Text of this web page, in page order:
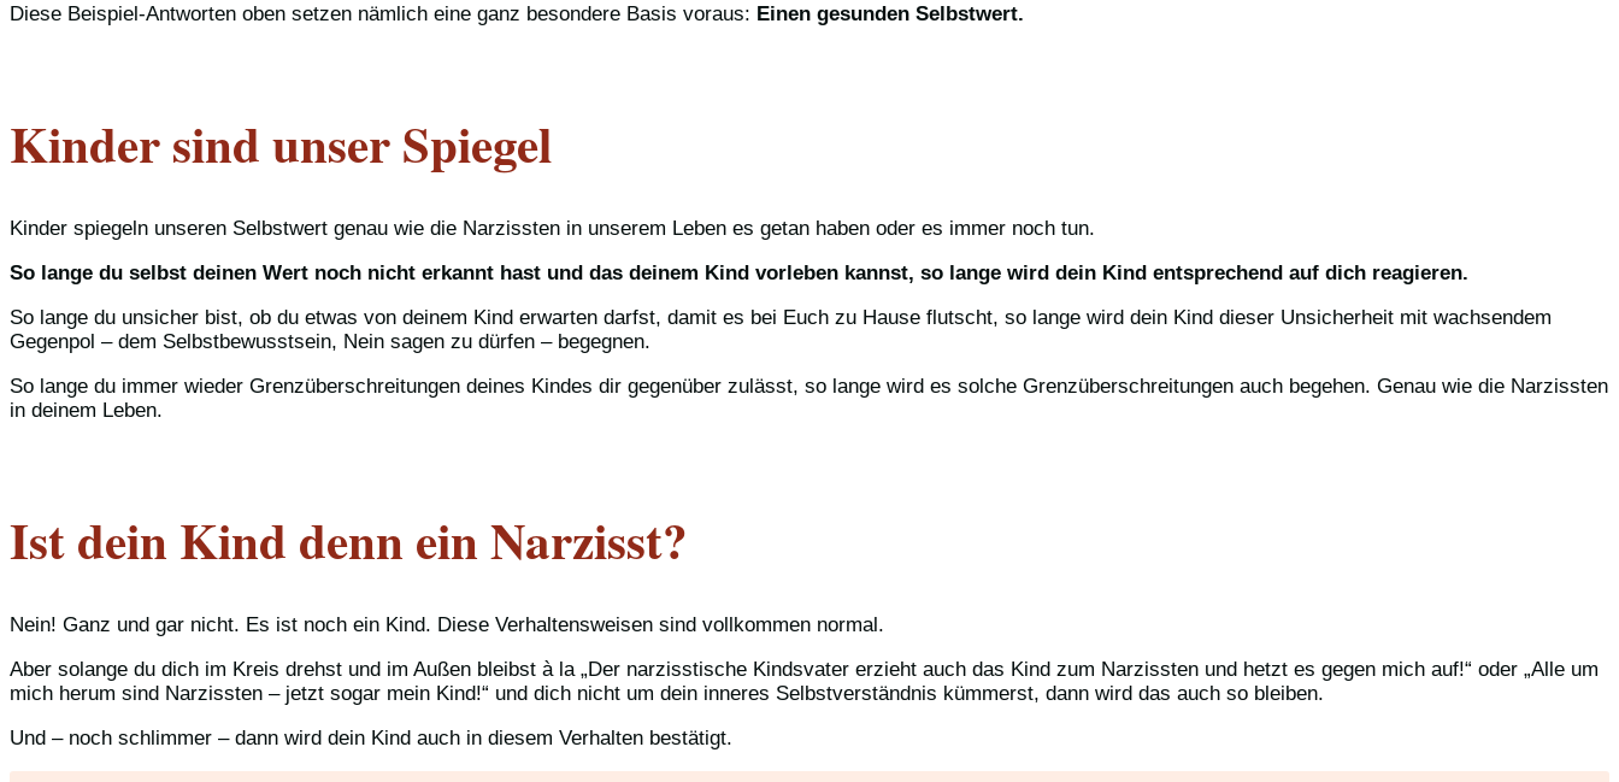
Diese Beispiel-Antworten oben setzen nämlich eine ganz besondere Basis voraus: Einen gesunden Selbstwert.
Kinder sind unser Spiegel
Kinder spiegeln unseren Selbstwert genau wie die Narzissten in unserem Leben es getan haben oder es immer noch tun.
So lange du selbst deinen Wert noch nicht erkannt hast und das deinem Kind vorleben kannst, so lange wird dein Kind entsprechend auf dich reagieren.
So lange du unsicher bist, ob du etwas von deinem Kind erwarten darfst, damit es bei Euch zu Hause flutscht, so lange wird dein Kind dieser Unsicherheit mit wachsendem
Gegenpol – dem Selbstbewusstsein, Nein sagen zu dürfen – begegnen.
So lange du immer wieder Grenzüberschreitungen deines Kindes dir gegenüber zulässt, so lange wird es solche Grenzüberschreitungen auch begehen. Genau wie die Narzissten
in deinem Leben.
Ist dein Kind denn ein Narzisst?
Nein! Ganz und gar nicht. Es ist noch ein Kind. Diese Verhaltensweisen sind vollkommen normal.
Aber solange du dich im Kreis drehst und im Außen bleibst à la „Der narzisstische Kindsvater erzieht auch das Kind zum Narzissten und hetzt es gegen mich auf!“ oder „Alle um
mich herum sind Narzissten – jetzt sogar mein Kind!“ und dich nicht um dein inneres Selbstverständnis kümmerst, dann wird das auch so bleiben.
Und – noch schlimmer – dann wird dein Kind auch in diesem Verhalten bestätigt.